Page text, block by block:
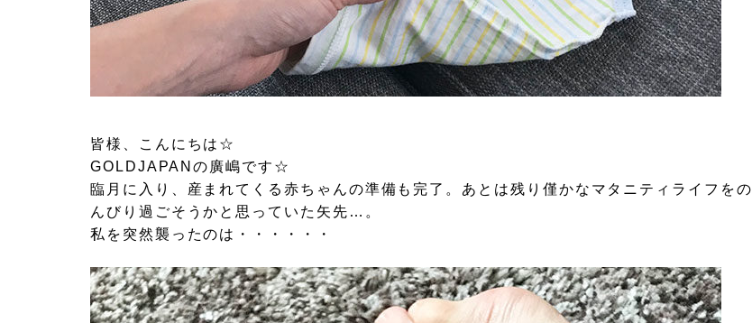
皆様、こんにちは☆
GOLDJAPANの廣嶋です☆
臨月に入り、産まれてくる赤ちゃんの準備も完了。あとは残り僅かなマタニティライフをの
んびり過ごそうかと思っていた矢先…。
私を突然襲ったのは・・・・・・